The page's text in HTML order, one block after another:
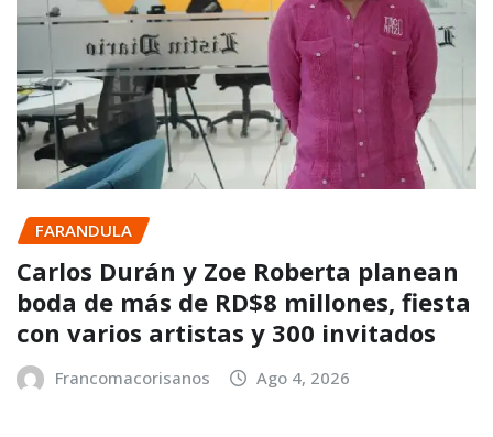
FARANDULA
Carlos Durán y Zoe Roberta planean
boda de más de RD$8 millones, fiesta
con varios artistas y 300 invitados
Francomacorisanos Ago 4, 2026